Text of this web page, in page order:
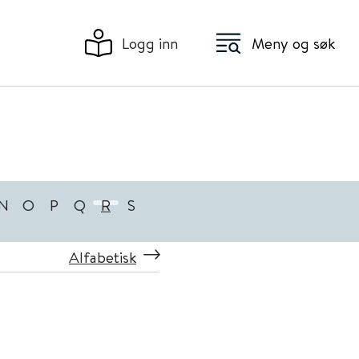
Logg inn Meny og søk
O P Q R S
Alfabetisk